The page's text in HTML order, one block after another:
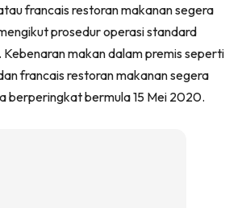
francais restoran makanan segera
prosedur operasi standard
makan dalam premis seperti
francais restoran makanan segera
berperingkat bermula 15 Mei 2020.